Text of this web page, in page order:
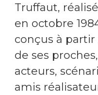
Truffaut,
en octobre
conçus à
de ses
acteurs,
amis